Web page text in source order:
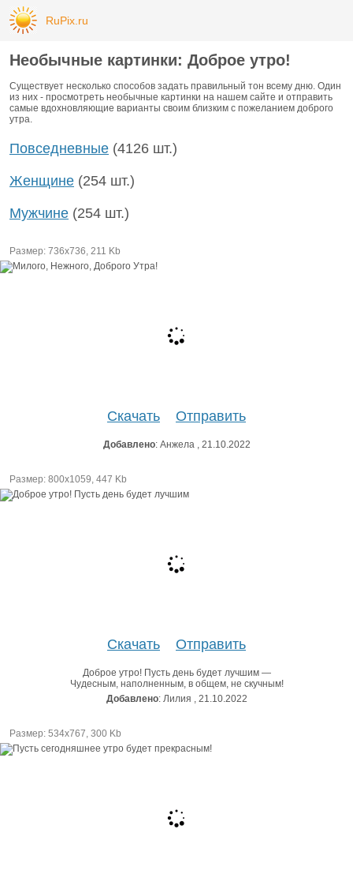
RuPix.ru
Необычные картинки: Доброе утро!
Существует несколько способов задать правильный тон всему дню. Один
из них - просмотреть необычные картинки на нашем сайте и отправить
самые вдохновляющие варианты своим близким с пожеланием доброго
утра.
Повседневные (4126 шт.)
Женщине (254 шт.)
Мужчине (254 шт.)
Размер: 736х736, 211 Kb
Скачать Отправить
Добавлено: Анжела , 21.10.2022
Размер: 800х1059, 447 Kb
Скачать Отправить
Доброе утро! Пусть день будет лучшим —
Чудесным, наполненным, в общем, не скучным!
Добавлено: Лилия , 21.10.2022
Размер: 534х767, 300 Kb